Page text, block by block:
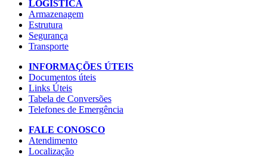
LOGÍSTICA
Armazenagem
Estrutura
Segurança
Transporte
INFORMAÇÕES ÚTEIS
Documentos úteis
Links Úteis
Tabela de Conversões
Telefones de Emergência
FALE CONOSCO
Atendimento
Localização